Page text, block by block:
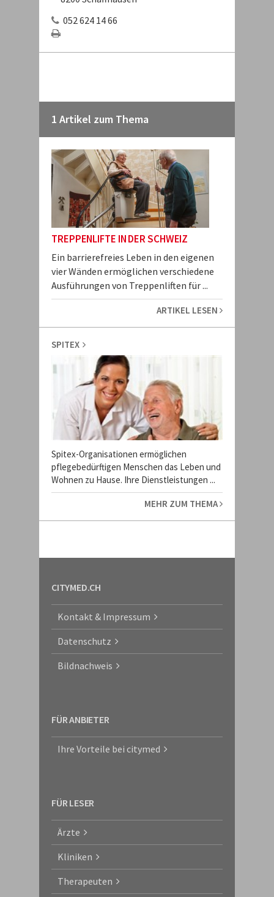
052 624 14 66
1 Artikel zum Thema
TREPPENLIFTE IN DER SCHWEIZ
Ein barrierefreies Leben in den eigenen
vier Wänden ermöglichen verschiedene
Ausführungen von Treppenliften für ...
ARTIKEL LESEN
SPITEX
Spitex-Organisationen ermöglichen
pflegebedürftigen Menschen das Leben und
Wohnen zu Hause. Ihre Dienstleistungen ...
MEHR ZUM THEMA
CITYMED.CH
Kontakt & Impressum
Datenschutz
Bildnachweis
FÜR ANBIETER
Ihre Vorteile bei citymed
FÜR LESER
Ärzte
Kliniken
Therapeuten